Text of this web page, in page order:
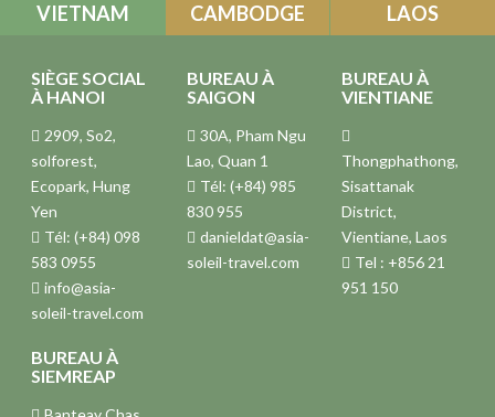
VIETNAM CAMBODGE LAOS
SIÈGE SOCIAL
À HANOI
2909, So2,
solforest,
Ecopark, Hung
Yen
Tél: (+84) 098
583 0955
info@asia-
soleil-travel.com
BUREAU À
SAIGON
30A, Pham Ngu
Lao, Quan 1
Tél: (+84) 985
830 955
danieldat@asia-
soleil-travel.com
BUREAU À
VIENTIANE
Thongphathong,
Sisattanak
District,
Vientiane, Laos
Tel : +856 21
951 150
BUREAU À
SIEMREAP